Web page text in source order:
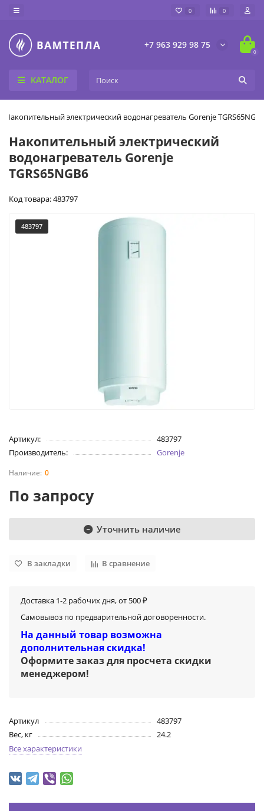
0 0
+7 963 929 98 75
0
КАТАЛОГ
Накопительный электрический водонагреватель Gorenje TGRS65NGB6
Накопительный электрический
водонагреватель Gorenje
TGRS65NGB6
Код товара: 483797
483797
Артикул:
483797
Производитель:
Gorenje
0
По запросу
Уточнить наличие
В закладки В сравнение
Доставка 1-2 рабочих дня, от 500 ₽
Самовывоз по предварительной договоренности.
На данный товар возможна
дополнительная скидка!
Оформите заказ для просчета скидки
менеджером!
Артикул
483797
Вес, кг
24.2
Все характеристики